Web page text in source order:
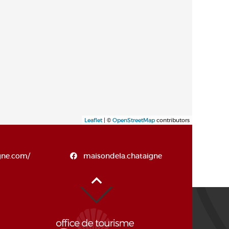
Leaflet| © OpenStreetMap contributors
maisondela.chataigne